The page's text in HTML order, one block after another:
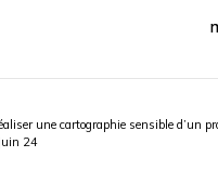
une cartographie sensible d’un
24